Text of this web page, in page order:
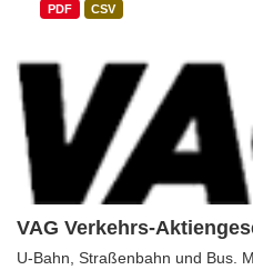
VAG Verkehrs-
U-Bahn, Straßenbahn und Bus.
PDF CSV